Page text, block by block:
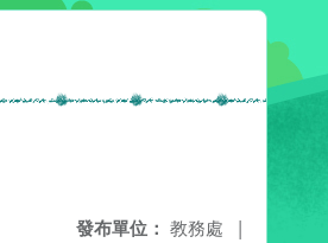
發布單位： 教務處 |